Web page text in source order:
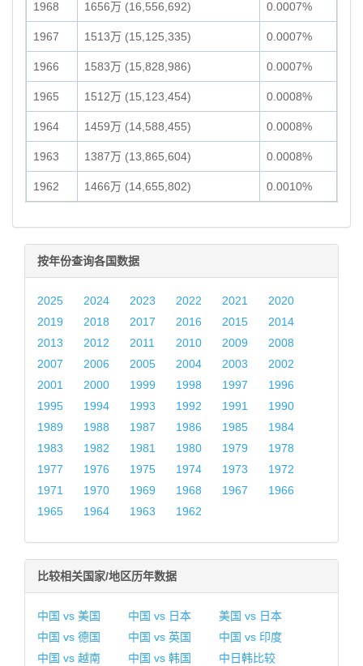
1968 1656万 (16,556,692) 0.0007%
1967 1513万 (15,125,335) 0.0007%
1966 1583万 (15,828,986) 0.0007%
1965 1512万 (15,123,454) 0.0008%
1964 1459万 (14,588,455) 0.0008%
1963 1387万 (13,865,604) 0.0008%
1962 1466万 (14,655,802) 0.0010%
按年份查询各国数据
2025 2024 2023 2022 2021
2020
2019
2018 2017 2016 2015
2014
2013
2012 2011 2010 2009
2008
2007
2006 2005 2004 2003
2002
2001
2000 1999 1998 1997
1996
1995
1994 1993 1992 1991
1990
1989
1988 1987 1986 1985
1984
1983
1982 1981 1980 1979
1978
1977
1976 1975 1974 1973
1972
1971
1970 1969 1968 1967
1966
1965
1964 1963 1962
比较相关国家/地区历年数据
中国 vs 美国 中国 vs 日本
美国 vs 日本
中国 vs 德国
中国 vs 英国
中国 vs 印度
中国 vs 越南
中国 vs 韩国
中日韩比较